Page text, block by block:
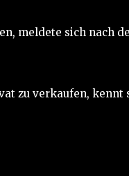
meldete sich nach
zu verkaufen, kennt